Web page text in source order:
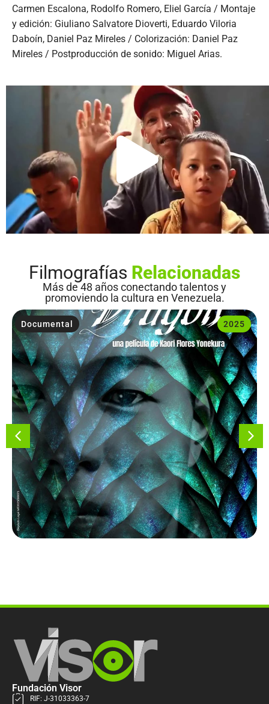
Carmen Escalona, Rodolfo Romero, Eliel García / Montaje
y edición: Giuliano Salvatore Dioverti, Eduardo Viloria
Daboín, Daniel Paz Mireles / Colorización: Daniel Paz
Mireles / Postproducción de sonido: Miguel Arias.
Filmografías Relacionadas
Más de 48 años conectando talentos y
promoviendo la cultura en Venezuela.
2025
Documental
Fundación Visor
RIF: J-31033363-7